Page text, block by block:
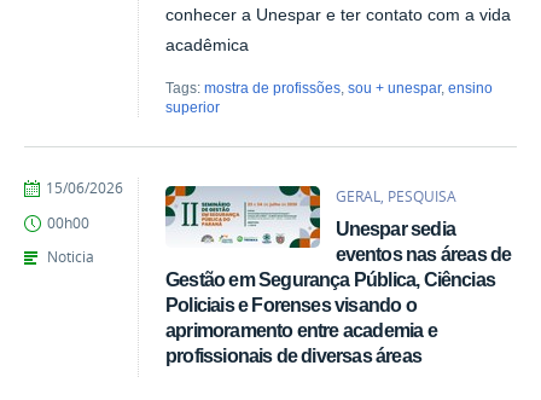
conhecer a Unespar e ter contato com a vida
acadêmica
Tags:mostra de profissões ,sou + unespar,ensino
superior
GERAL, PESQUISA
Unespar sedia
eventos nas áreas de
Gestão em Segurança Pública, Ciências
Policiais e Forenses visando o
aprimoramento entre academia e
profissionais de diversas áreas
por
Ligmanovski
publicado
15/06/2026
00h00
Noticia